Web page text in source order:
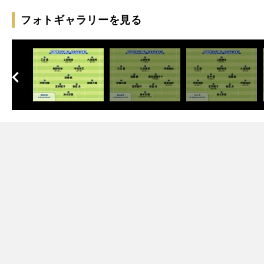
フォトギャラリーを見る
次
へ